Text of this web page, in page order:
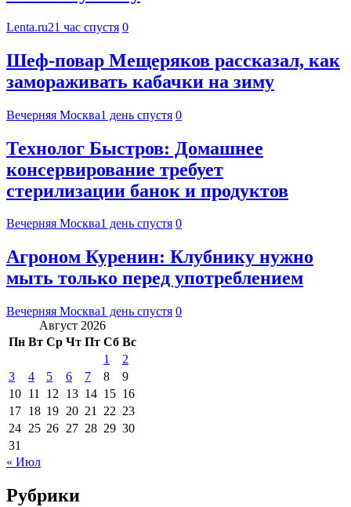
Lenta.ru21 час спустя 0
Шеф-повар Мещеряков рассказал, как
замораживать кабачки на зиму
Вечерняя Москва1 день спустя 0
Технолог Быстров: Домашнее
консервирование требует
стерилизации банок и продуктов
Вечерняя Москва1 день спустя 0
Агроном Куренин: Клубнику нужно
мыть только перед употреблением
Вечерняя Москва1 день спустя 0
Август 2026
Пн Вт Ср Чт Пт Сб Вс
1
2
3
4 5 6 7 8
9
10 11 12 13 14 15 16
17 18 19 20 21 22 23
24 25 26 27 28 29 30
31
« Июл
Рубрики